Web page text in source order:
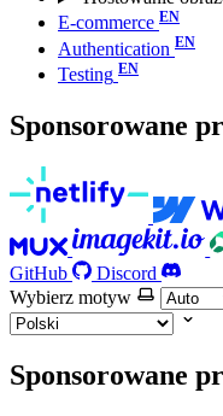
E-commerce
Authentication
Testing
Sponsorowane
GitHub
Discord
Wybierz motyw
Sponsorowane